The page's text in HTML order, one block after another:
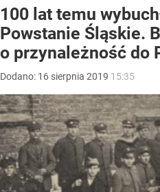
100 lat temu
Powstanie Śląskie.
o przynależność do
Dodano: 16 sierpnia 2019 15:35